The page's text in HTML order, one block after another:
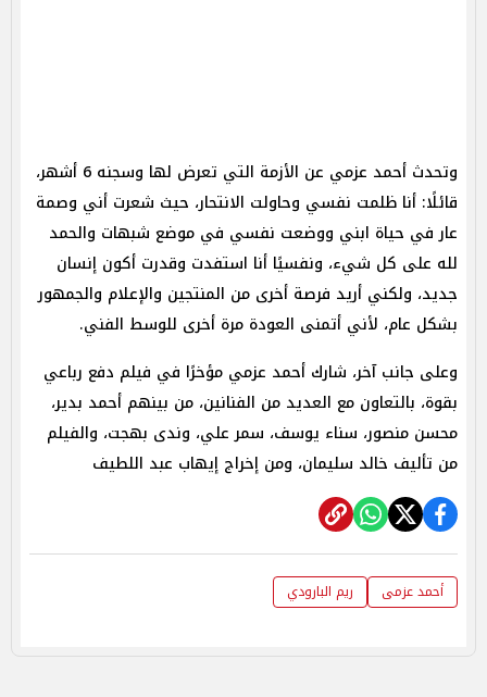
وتحدث أحمد عزمي عن الأزمة التي تعرض لها وسجنه 6 أشهر،
قائلًا: أنا ظلمت نفسي وحاولت الانتحار، حيث شعرت أني وصمة
عار في حياة ابني ووضعت نفسي في موضع شبهات والحمد
لله على كل شيء، ونفسيًا أنا استفدت وقدرت أكون إنسان
جديد، ولكني أريد فرصة أخرى من المنتجين والإعلام والجمهور
بشكل عام، لأني أتمنى العودة مرة أخرى للوسط الفني.
وعلى جانب آخر، شارك أحمد عزمي مؤخرًا في فيلم دفع رباعي
بقوة، بالتعاون مع العديد من الفنانين، من بينهم أحمد بدير،
محسن منصور، سناء يوسف، سمر علي، وندى بهجت، والفيلم
من تأليف خالد سليمان، ومن إخراج إيهاب عبد اللطيف
أحمد عزمى ريم البارودي